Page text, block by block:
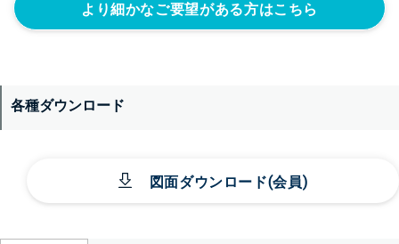
より細かなご要望がある方はこちら
各種ダウンロード
図面ダウンロード(会員)